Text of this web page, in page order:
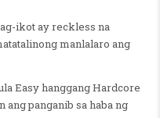
ikot ay reckless na
manlalaro ang
Easy hanggang Hardcore
ang panganib sa haba ng